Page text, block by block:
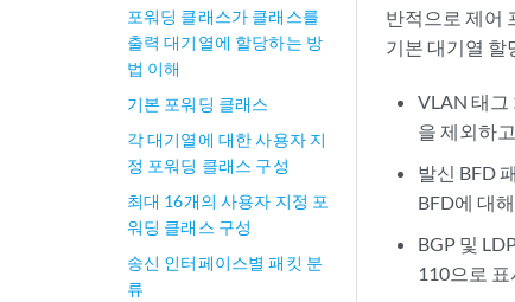
포워딩 클래스가 클래스를
출력 대기열에 할당하는 방
법 이해
기본 포워딩 클래스
각 대기열에 대한 사용자 지
정 포워딩 클래스 구성
최대 16개의 사용자 지정 포
워딩 클래스 구성
송신 인터페이스별 패킷 분
류
반적으로 제어
기본 대기열 할
VLAN 태그
을 제외하
발신 BFD
BFD에 대
BGP 및
110으로